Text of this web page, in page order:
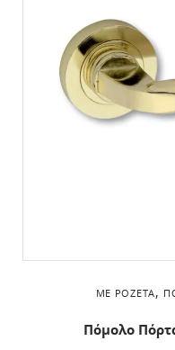
ΜΕ ΡΟΖΈΤΑ,
Πόμολο